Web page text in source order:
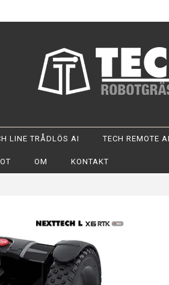
LINE TRÅDLÖS AI TECH REMOTE
OM KONTAKT